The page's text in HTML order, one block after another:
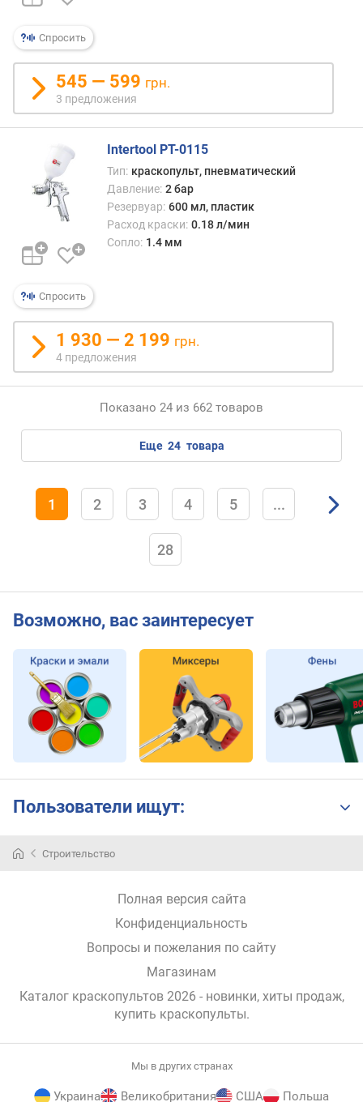
Спросить
545 — 599 грн.
3 предложения
Спросить
Intertool PT-0115
Тип: краскопульт, пневматический
Давление: 2 бар
Резервуар: 600 мл, пластик
Расход краски: 0.18 л/мин
Сопло: 1.4 мм
1 930 — 2 199 грн.
4 предложения
Показано 24 из 662 товаров
еще 24 товара
1 2 3 4 5 ...
28
Возможно, вас заинтересует
Пользователи ищут:
—
Использование
сразу
Строительство
Полная версия сайта
Конфиденциальность
Вопросы и пожелания по сайту
Магазинам
Каталог краскопультов 2026 - новинки, хиты продаж,
купить краскопульты.
Мы в других странах
Украина Великобритания США Польша